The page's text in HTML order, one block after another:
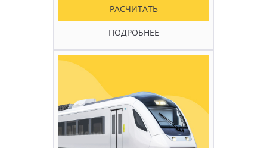
РАСЧИТАТЬ
ПОДРОБНЕЕ